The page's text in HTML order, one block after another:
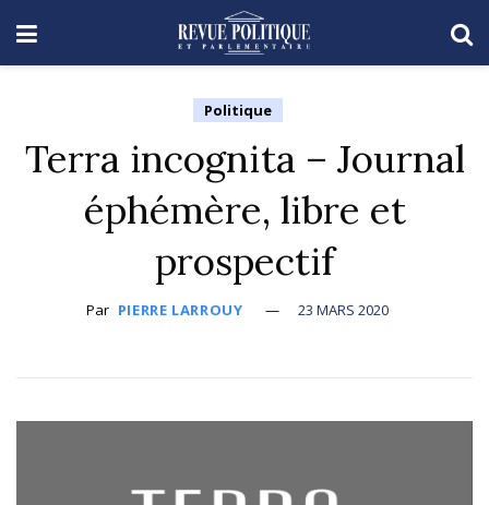
Politique
Terra incognita – Journal
éphémère, libre et
prospectif
Par PIERRE LARROUY 23 MARS 2020